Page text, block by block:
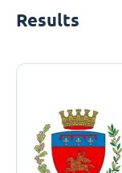
Results